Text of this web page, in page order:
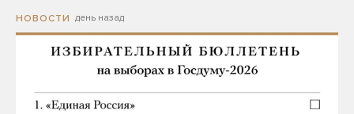
НОВОСТИ день назад